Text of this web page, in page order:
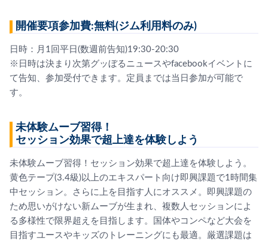
開催要項参加費:無料(ジム利用料のみ)
日時：月1回平日(数週前告知)19:30-20:30
※日時は決まり次第グッぼるニュースやfacebookイベントに
て告知、参加受付できます。定員までは当日参加が可能で
す。
未体験ムーブ習得！
セッション効果で超上達を体験しよう
未体験ムーブ習得！セッション効果で超上達を体験しよう。
黄色テープ(3.4級)以上のエキスパート向け即興課題で1時間集
中セッション。さらに上を目指す人にオススメ。即興課題の
ため思いがけない新ムーブが生まれ、複数人セッションによ
る多様性で限界超えを目指します。国体やコンペなど大会を
目指すユースやキッズのトレーニングにも最適。厳選課題は